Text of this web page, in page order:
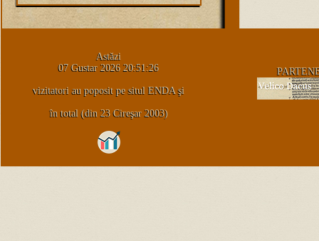
Astăzi
07 Gustar 2026 20:51:26
vizitatori au poposit pe situl ENDA şi
în total (din 23 Cireşar 2003)